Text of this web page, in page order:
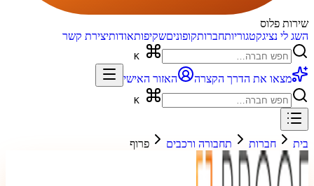
שירות פלוס
השג לי נציגקטגוריותחברותקופוניםשקיפותאודותיצירת קשר
מצאו את הדרך הקצרה האזור האישי
בית חברות תחבורה ורכבים פרוף